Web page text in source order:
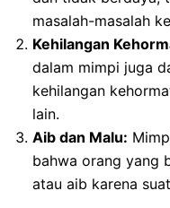
masalah-masalah
Kehilangan
dalam mimpi juga
kehilangan
lain.
Aib dan Malu:
bahwa orang yang
atau aib karena